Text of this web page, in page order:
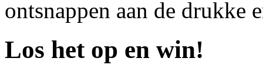
ontsnappen aan de drukke
Los het op en win!